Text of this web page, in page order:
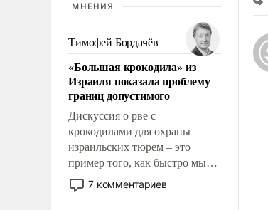
МНЕНИЯ
Тимофей Бордачёв
«Большая крокодила» из
Израиля показала проблему
границ допустимого
Дискуссия о рве с
крокодилами для охраны
израильских тюрем – это
пример того, как быстро мы
двигаемся по пути
революционных изменений.
7 комментариев